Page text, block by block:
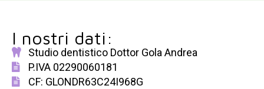
I nostri dati:
Studio dentistico Dottor Gola Andrea
P.IVA 02290060181
CF: GLONDR63C24I968G